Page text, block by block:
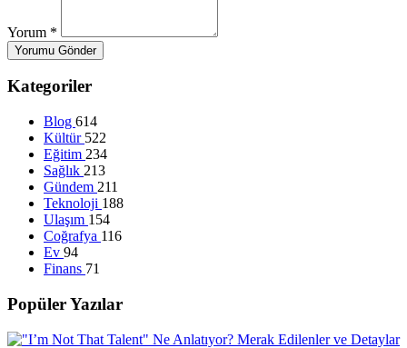
Yorum *
Yorumu Gönder
Kategoriler
Blog 614
Kültür 522
Eğitim 234
Sağlık 213
Gündem 211
Teknoloji 188
Ulaşım 154
Coğrafya 116
Ev 94
Finans 71
Popüler Yazılar